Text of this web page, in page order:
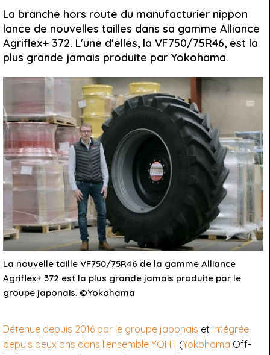
La branche hors route du manufacturier nippon
lance de nouvelles tailles dans sa gamme Alliance
Agriflex+ 372. L'une d'elles, la VF750/75R46, est la
plus grande jamais produite par Yokohama.
La nouvelle taille VF750/75R46 de la gamme Alliance
Agriflex+ 372 est la plus grande jamais produite par le
groupe japonais. ©Yokohama
Détenue depuis 2016 par le groupe japonais et intégrée
depuis deux ans dans l'ensemble YOHT (Yokohama Off-